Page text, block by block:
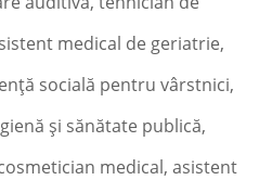
medical de geriatrie,
socială pentru vârstnici,
şi sănătate publică,
medical, asistent